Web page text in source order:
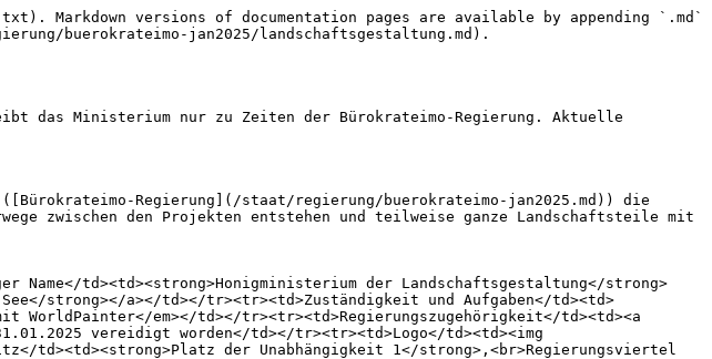
versions of documentation pages are available by appending `.md`
buerokrateimo-jan2025/landschaftsgestaltung.md).
das Ministerium nur zu Zeiten der Bürokrateimo-Regierung. Aktuelle
Regierung](/staat/regierung/buerokrateimo-jan2025.md)) die
zwischen den Projekten entstehen und teilweise ganze Landschaftsteile mit
Name</td><td><strong>Honigministerium der Landschaftsgestaltung</strong>
strong></a></td></tr><tr><td>Zuständigkeit und Aufgaben</td><td>
em></td></tr><tr><td>Regierungszugehörigkeit</td><td><a
vereidigt worden</td></tr><tr><td>Logo</td><td><img
td><td><strong>Platz der Unabhängigkeit 1</strong>,<br>Regierungsviertel